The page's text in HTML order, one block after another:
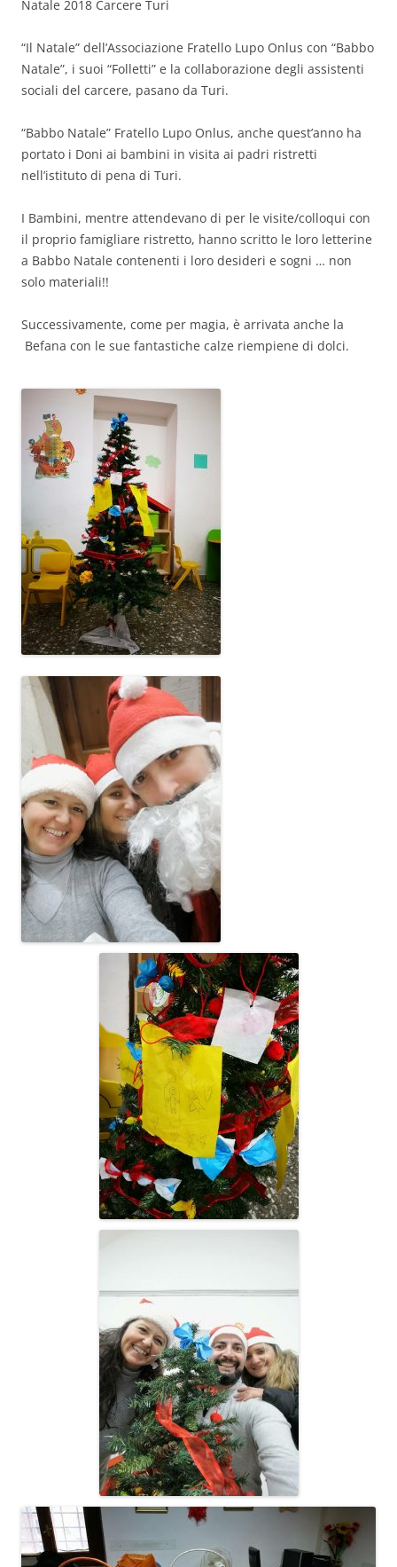
Natale 2018 Carcere Turi
“Il Natale” dell’Associazione Fratello Lupo Onlus con “Babbo
Natale”, i suoi “Folletti” e la collaborazione degli assistenti
sociali del carcere, pasano da Turi.
“Babbo Natale” Fratello Lupo Onlus, anche quest’anno ha
portato i Doni ai bambini in visita ai padri ristretti
nell’istituto di pena di Turi.
I Bambini, mentre attendevano di per le visite/colloqui con
il proprio famigliare ristretto, hanno scritto le loro letterine
a Babbo Natale contenenti i loro desideri e sogni … non
solo materiali!!
Successivamente, come per magia, è arrivata anche la
Befana con le sue fantastiche calze riempiene di dolci.